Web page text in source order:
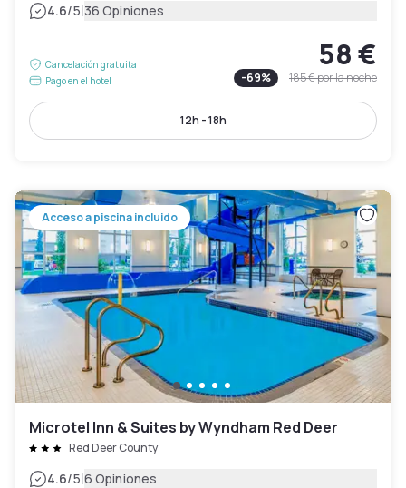
4.6/5|36 Opiniones
Cancelación gratuita
Pago en el hotel
58 €
-69% 185 €por la noche
12h - 18h
Acceso a piscina incluido
Microtel Inn & Suites by Wyndham Red Deer
Red Deer County
4.6/5|6 Opiniones